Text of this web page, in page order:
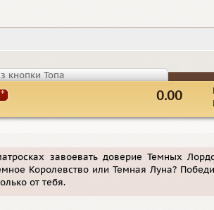
кнопки Топа
+ 0.00
завоевать доверие Темных
Королевство или Темная Луна?
от тебя.